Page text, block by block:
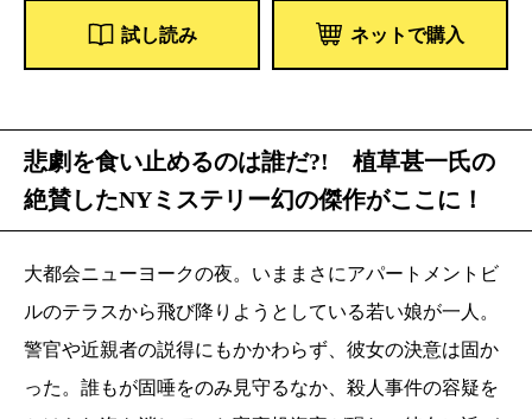
試し読み ネットで購入
悲劇を食い止めるのは誰だ?! 植草甚一氏の
絶賛したNYミステリー幻の傑作がここに！
大都会ニューヨークの夜。いままさにアパートメントビ
ルのテラスから飛び降りようとしている若い娘が一人。
警官や近親者の説得にもかかわらず、彼女の決意は固か
った。誰もが固唾をのみ見守るなか、殺人事件の容疑を